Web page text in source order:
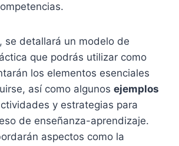
se detallará un modelo de
que podrás utilizar como
los elementos esenciales
así como algunos ejemplos
y estrategias para
de enseñanza-aprendizaje.
aspectos como la